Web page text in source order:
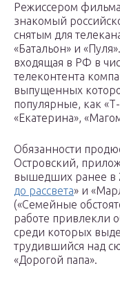
Режиссером
знакомый
снятым для
«Батальон» и
входящая в РФ в
телеконтента
выпущенных
популярные, как
«Екатерина»,
Обязанности
Островский,
вышедших ранее в
до рассвета» и
(«Семейные
работе привлекли
среди которых
трудившийся над
«Дорогой папа».